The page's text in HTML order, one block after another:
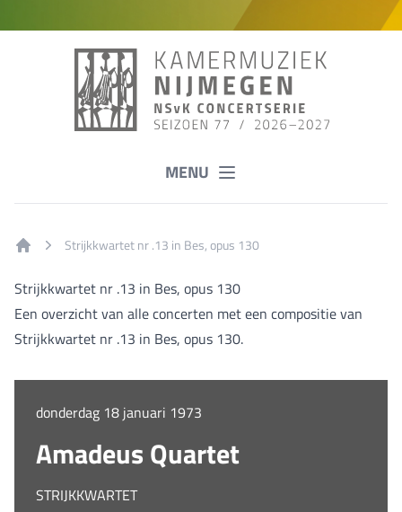
MENU
Strijkkwartet nr .13 in Bes, opus 130
Strijkkwartet nr .13 in Bes, opus 130
Een overzicht van alle concerten met een compositie van
Strijkkwartet nr .13 in Bes, opus 130.
donderdag 18 januari 1973
Amadeus Quartet
STRIJKKWARTET